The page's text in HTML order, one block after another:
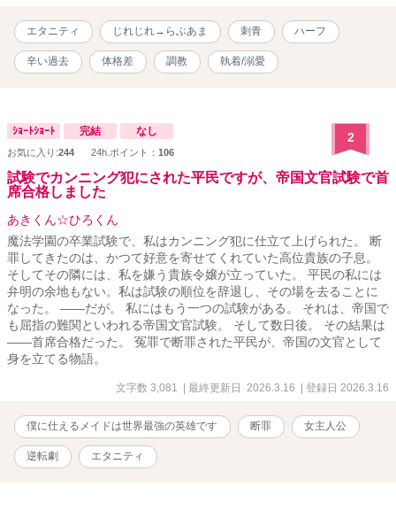
んど小説大賞予選通過いたしました！
エタニティ じれじれ→らぶあま 刺青 ハーフ
辛い過去 体格差 調教 執着/溺愛
ｼｮｰﾄｼｮｰﾄ 完結 なし
お気に入り:244 24h.ポイント： 106
2
試験でカンニング犯にされた平民ですが、帝国文官試験で首
席合格しました
あきくん☆ひろくん
魔法学園の卒業試験で、私はカンニング犯に仕立て上げられた。 断
罪してきたのは、かつて好意を寄せてくれていた高位貴族の子息。
そしてその隣には、私を嫌う貴族令嬢が立っていた。 平民の私には
弁明の余地もない。私は試験の順位を辞退し、その場を去ることに
なった。 ――だが。 私にはもう一つの試験がある。 それは、帝国で
も屈指の難関といわれる帝国文官試験。 そして数日後。 その結果は
――首席合格だった。 冤罪で断罪された平民が、帝国の文官として
身を立てる物語。
文字数 3,081 | 最終更新日 2026.3.16 | 登録日 2026.3.16
僕に仕えるメイドは世界最強の英雄です 断罪 女主人公
逆転劇 エタニティ